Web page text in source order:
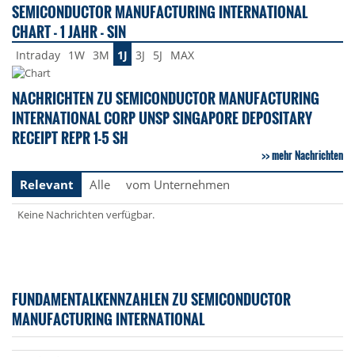
SEMICONDUCTOR MANUFACTURING INTERNATIONAL
CHART - 1 JAHR - SIN
Intraday 1W 3M 1J 3J 5J MAX
NACHRICHTEN ZU SEMICONDUCTOR MANUFACTURING
INTERNATIONAL CORP UNSP SINGAPORE DEPOSITARY
RECEIPT REPR 1-5 SH
mehr Nachrichten
Relevant
Alle vom Unternehmen
Keine Nachrichten verfügbar.
FUNDAMENTALKENNZAHLEN ZU SEMICONDUCTOR
MANUFACTURING INTERNATIONAL